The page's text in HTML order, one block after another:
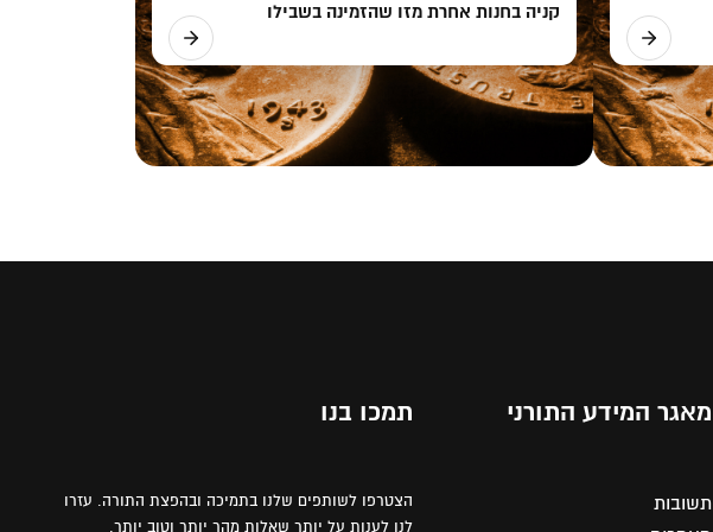
קניה בחנות אחרת מזו שהזמינה בשבילו
מאגר המידע התורני
תשובות
תמכו בנו
הצטרפו לשותפים שלנו בתמיכה ובהפצת התורה. עזרו
לנו לענות על יותר שאלות מהר יותר וטוב יותר.